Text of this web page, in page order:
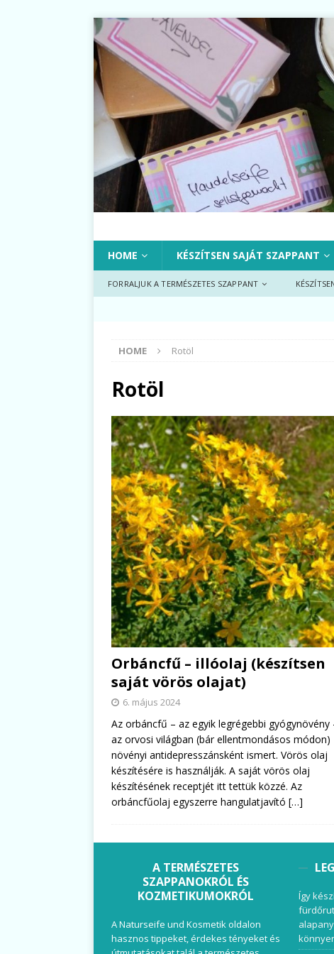
HOME KÉSZÍTSEN SAJÁT SZAPPANT
FORRALJUK A TERMÉSZETES SZAPPANT
HOME Rotöl
Rotöl
Orbáncfű – illóolaj (készítsen
saját vörös olajat)
6. május 2024
Az orbáncfű – az egyik legrégebbi gyógynövény
az orvosi világban (bár ellentmondásos módon)
növényi antidepresszánsként ismert. Vörös olaj
készítésére is használják. A saját vörös olaj
készítésének receptjét itt tettük közzé. Az
orbáncfűolaj egyszerre hangulatjavító […]
A TERMÉSZETES
SZAPPANOKRÓL ÉS
KOZMETIKUMOKRÓL
A Naturseife und Kosmetik oldalon
hasznos tippeket, érdekes tényeket és
Így